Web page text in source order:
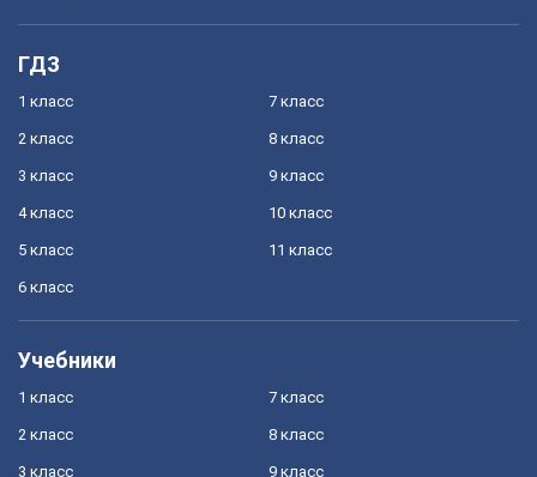
ГДЗ
1 класс
2 класс
3 класс
4 класс
5 класс
6 класс
7 класс
8 класс
9 класс
10 класс
11 класс
Учебники
1 класс
2 класс
3 класс
7 класс
8 класс
9 класс